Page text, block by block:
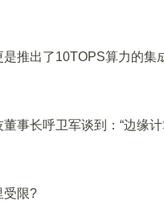
出了10TOPS算力的集
长呼卫军谈到：“边缘计
限?